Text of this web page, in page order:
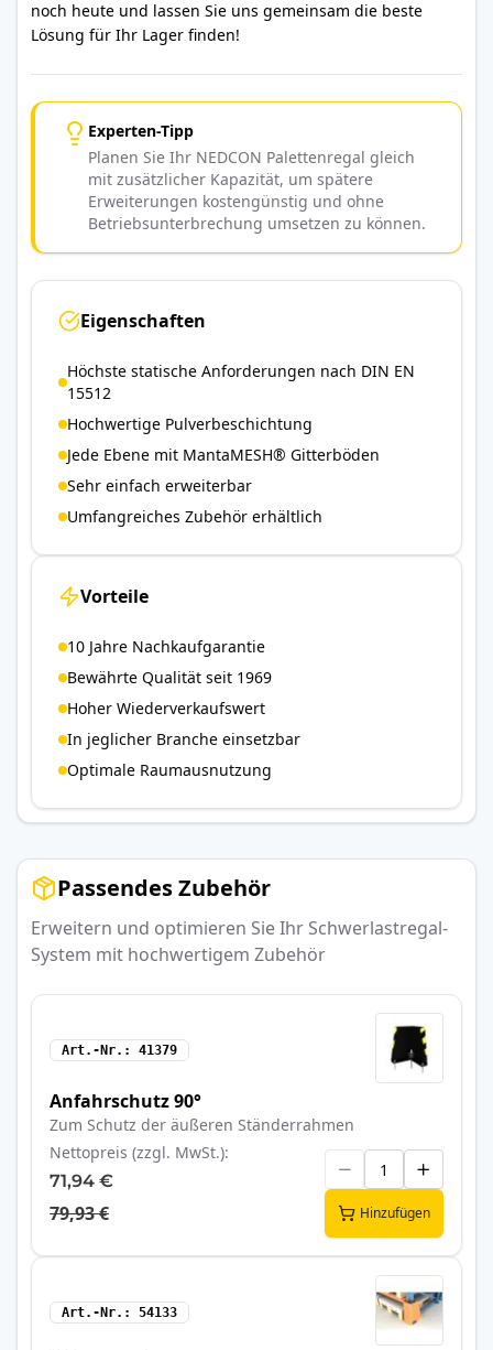
noch heute und lassen Sie uns gemeinsam die beste
Lösung für Ihr Lager finden!
Experten-Tipp
Planen Sie Ihr NEDCON Palettenregal gleich
mit zusätzlicher Kapazität, um spätere
Erweiterungen kostengünstig und ohne
Betriebsunterbrechung umsetzen zu können.
Eigenschaften
Höchste statische Anforderungen nach DIN EN
15512
Hochwertige Pulverbeschichtung
Jede Ebene mit MantaMESH® Gitterböden
Sehr einfach erweiterbar
Umfangreiches Zubehör erhältlich
Vorteile
10 Jahre Nachkaufgarantie
Bewährte Qualität seit 1969
Hoher Wiederverkaufswert
In jeglicher Branche einsetzbar
Optimale Raumausnutzung
Passendes Zubehör
Erweitern und optimieren Sie Ihr Schwerlastregal-
System mit hochwertigem Zubehör
Art.-Nr. 41379
Anfahrschutz 90°
Zum Schutz der äußeren Ständerrahmen
Nettopreis (zzgl. MwSt.)
71,94 €
79,93 € Hinzufügen
Art.-Nr. 54133